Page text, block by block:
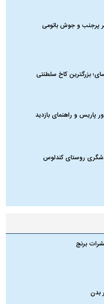
پرجنب و جوش باتومی
بزرگترین کاخ سلطنتی
پاریس و راهنمای بازدید
روستای کندلوس
برنج
بدن